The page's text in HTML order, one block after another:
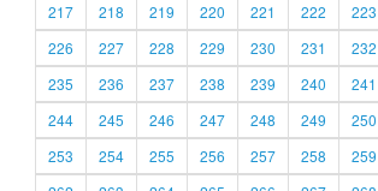
217
218 219 220 221 222 223
226
227 228 229 230 231 232
235
236 237 238 239 240 241
244
245 246 247 248 249 250
253
254 255 256 257 258 259